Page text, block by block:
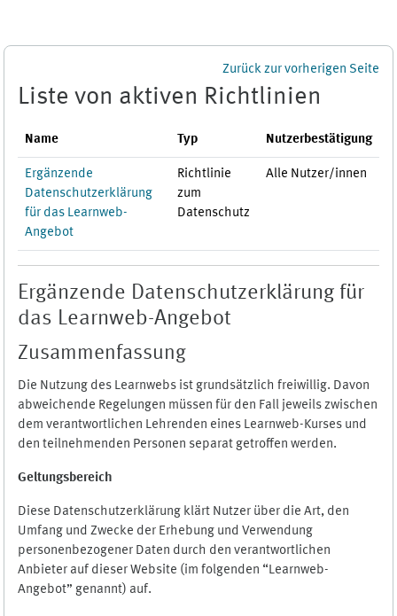
Zurück zur vorherigen Seite
Liste von aktiven Richtlinien
Name Typ Nutzerbestätigung
Ergänzende
Datenschutzerklärung
für das Learnweb-
Angebot
Richtlinie
zum
Datenschutz
Alle Nutzer/innen
Ergänzende Datenschutzerklärung für
das Learnweb-Angebot
Zusammenfassung
Die Nutzung des Learnwebs ist grundsätzlich freiwillig. Davon
abweichende Regelungen müssen für den Fall jeweils zwischen
dem verantwortlichen Lehrenden eines Learnweb-Kurses und
den teilnehmenden Personen separat getroffen werden.
Geltungsbereich
Diese Datenschutzerklärung klärt Nutzer über die Art, den
Umfang und Zwecke der Erhebung und Verwendung
personenbezogener Daten durch den verantwortlichen
Anbieter auf dieser Website (im folgenden “Learnweb-
Angebot” genannt) auf.